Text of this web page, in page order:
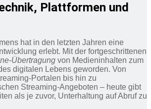
Plattformen und
hat in den letzten Jahren eine
erlebt. Mit der fortgeschrittenen
Übertragung von Medieninhalten zum
digitalen Lebens geworden. Von
Portalen bis hin zu
Streaming-Angeboten – heute gibt
als je zuvor, Unterhaltung auf Abruf zu